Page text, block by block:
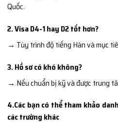
Quốc.
2. Visa D4-1 hay D2 tốt hơn?
→ Tùy trình độ tiếng Hàn và mục
3. Hồ sơ có khó không?
→ Nếu chuẩn bị kỹ và được trung
4.Các bạn có thể tham khảo
các trường khác